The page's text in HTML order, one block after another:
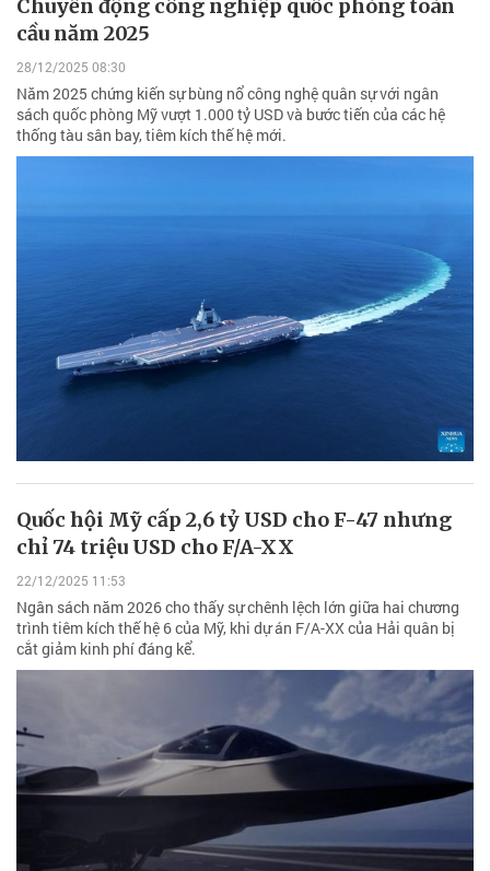
Chuyển động công nghiệp quốc phòng toàn
cầu năm 2025
28/12/2025 08:30
Năm 2025 chứng kiến sự bùng nổ công nghệ quân sự với ngân
sách quốc phòng Mỹ vượt 1.000 tỷ USD và bước tiến của các hệ
thống tàu sân bay, tiêm kích thế hệ mới.
Quốc hội Mỹ cấp 2,6 tỷ USD cho F-47 nhưng
chỉ 74 triệu USD cho F/A-XX
22/12/2025 11:53
Ngân sách năm 2026 cho thấy sự chênh lệch lớn giữa hai chương
trình tiêm kích thế hệ 6 của Mỹ, khi dự án F/A-XX của Hải quân bị
cắt giảm kinh phí đáng kể.